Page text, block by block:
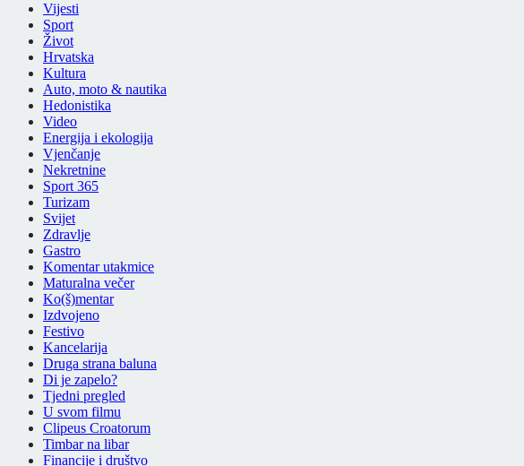
Vijesti
Sport
Život
Hrvatska
Kultura
Auto, moto & nautika
Hedonistika
Video
Energija i ekologija
Vjenčanje
Nekretnine
Sport 365
Turizam
Svijet
Zdravlje
Gastro
Komentar utakmice
Maturalna večer
Ko(š)mentar
Izdvojeno
Festivo
Kancelarija
Druga strana baluna
Di je zapelo?
Tjedni pregled
U svom filmu
Clipeus Croatorum
Timbar na libar
Financije i društvo